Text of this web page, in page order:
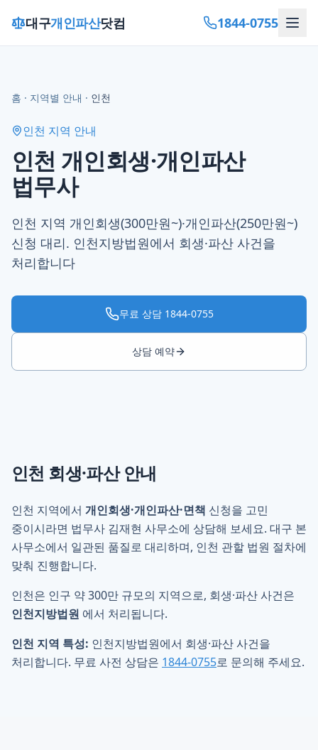
대구개인파산닷컴 1844-0755
홈 · 지역별 안내 · 인천
인천 지역 안내
인천 개인회생·개인파산
법무사
인천 지역 개인회생(300만원~)·개인파산(250만원~)
신청 대리. 인천지방법원에서 회생·파산 사건을
처리합니다
무료 상담 1844-0755
상담 예약
인천 회생·파산 안내
인천 지역에서 개인회생·개인파산·면책 신청을 고민
중이시라면 법무사 김재현 사무소에 상담해 보세요. 대구 본
사무소에서 일관된 품질로 대리하며, 인천 관할 법원 절차에
맞춰 진행합니다.
인천은 인구 약 300만 규모의 지역으로, 회생·파산 사건은
인천지방법원 에서 처리됩니다.
인천 지역 특성: 인천지방법원에서 회생·파산 사건을
처리합니다. 무료 사전 상담은 1844-0755로 문의해 주세요.